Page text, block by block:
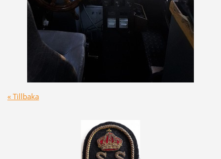
« Tillbaka